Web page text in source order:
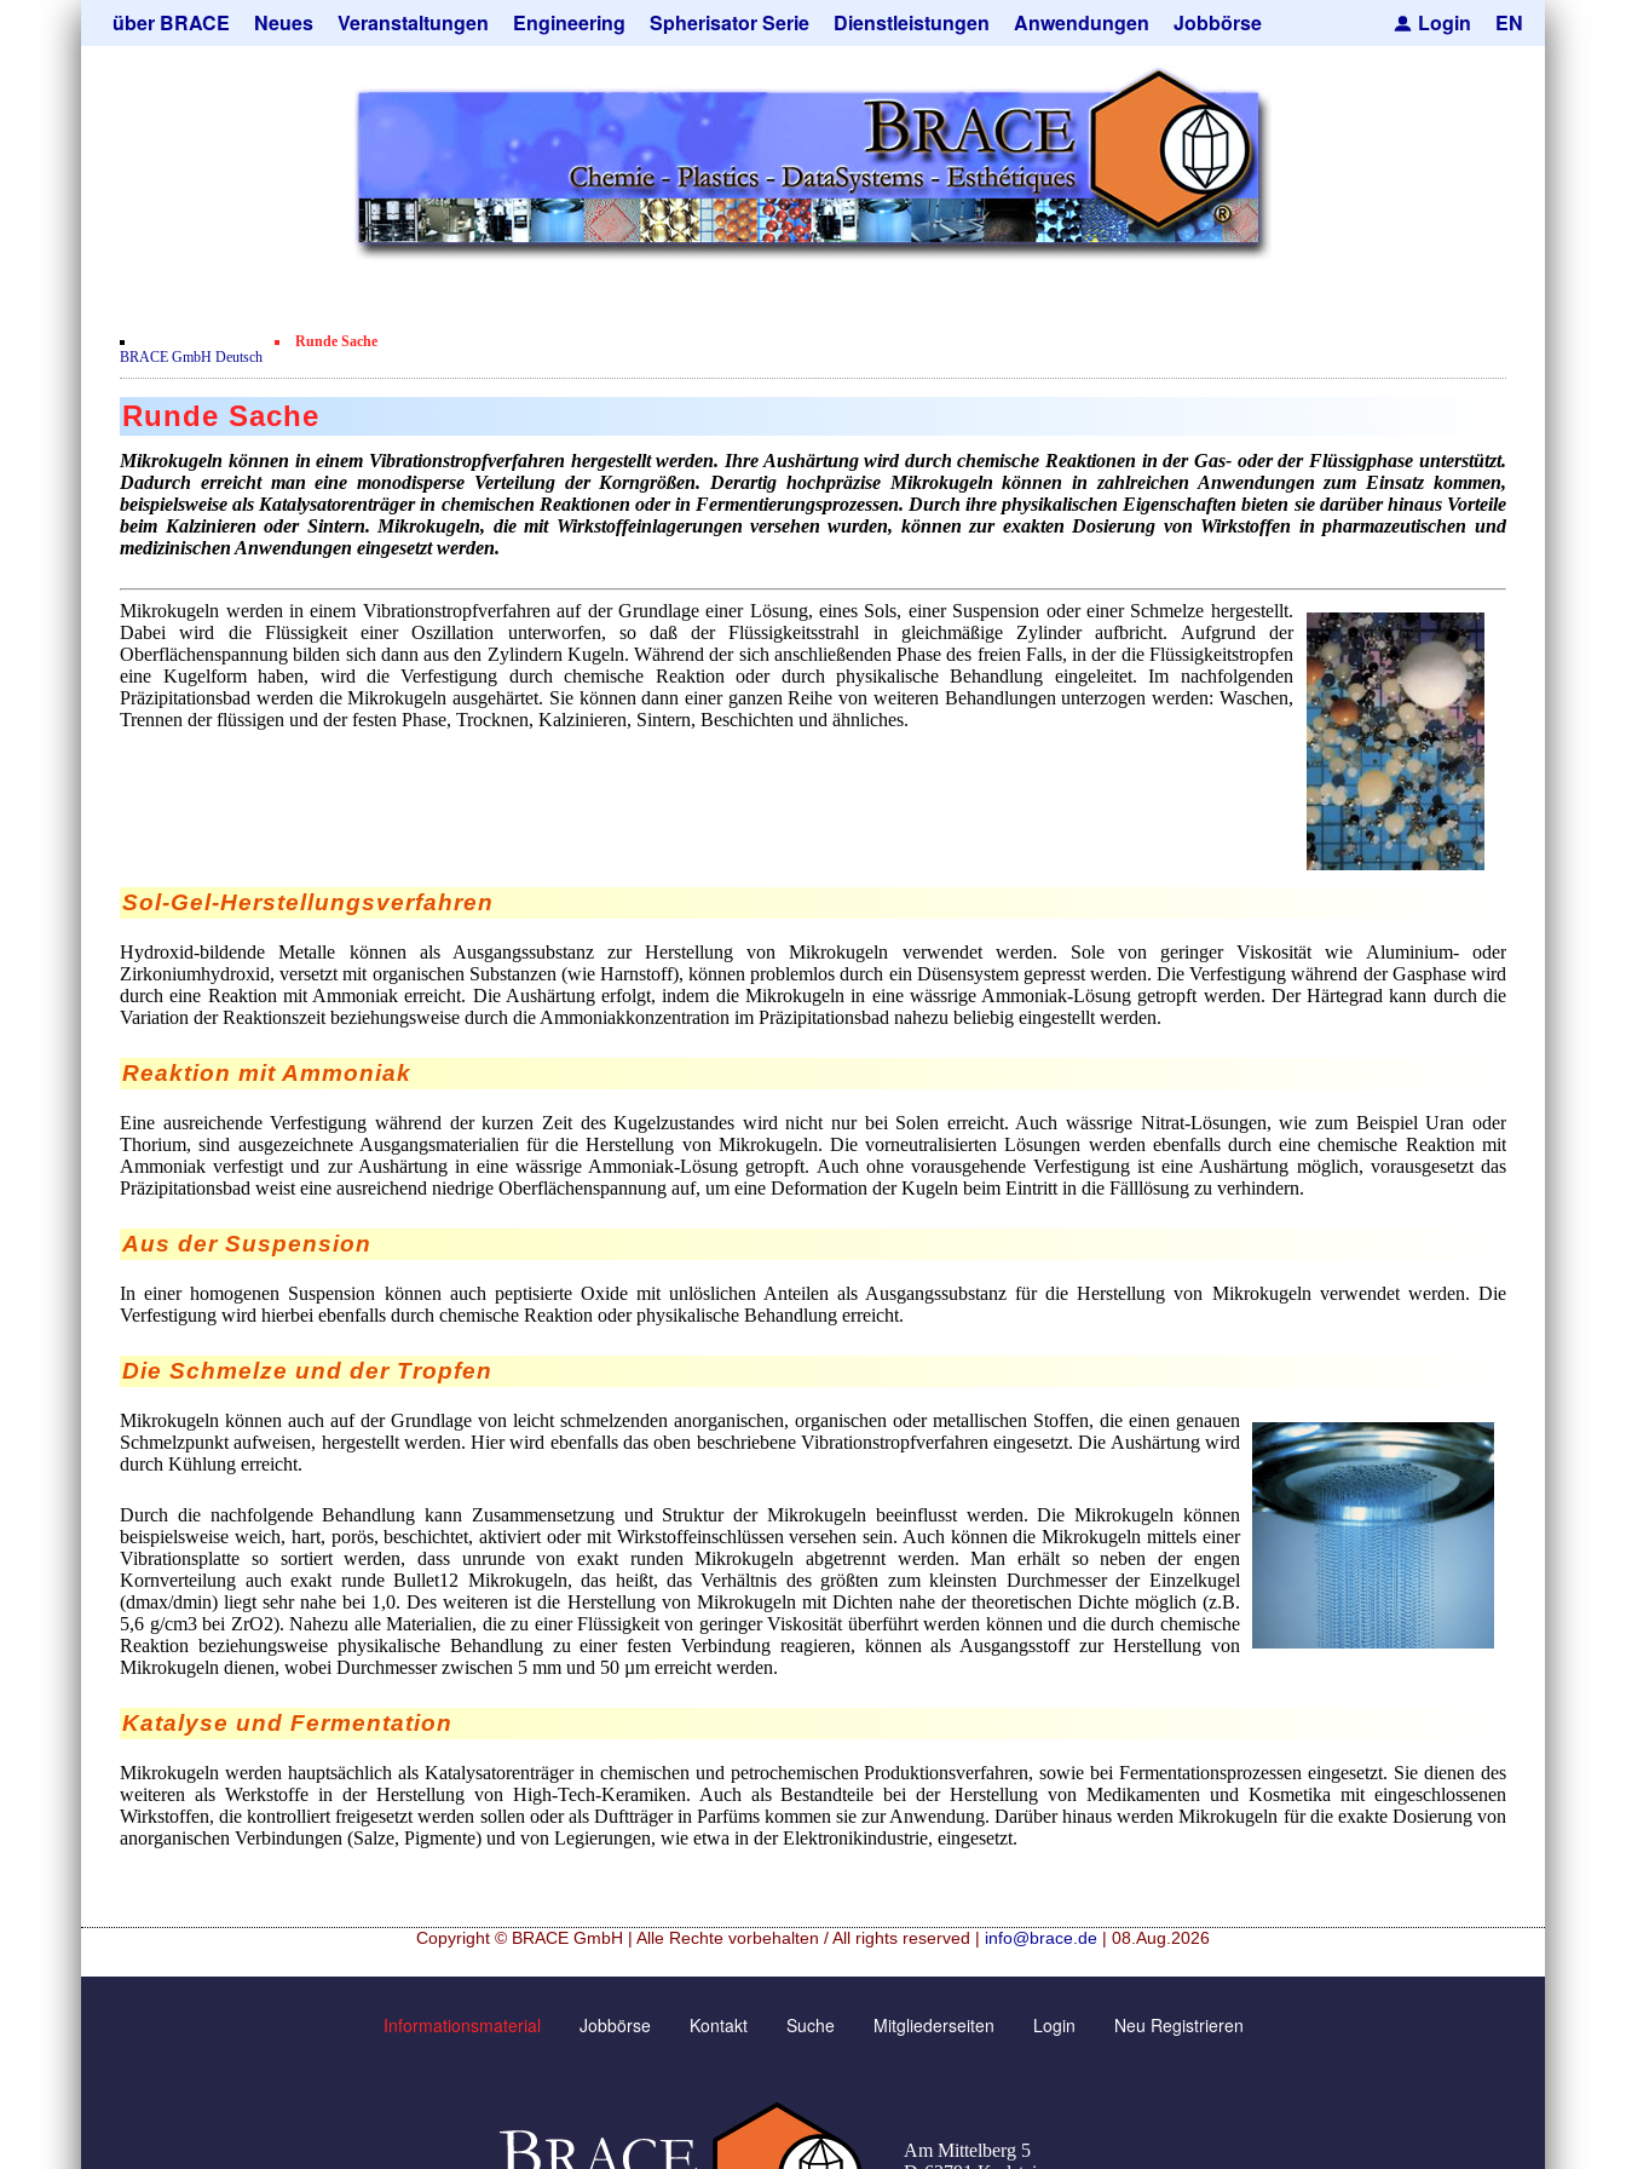
Navigation
überspringen
über BRACE
Kontakt
Neues Veranstaltungen Engineering
Heizkammern
Trockner
Sortieranlagen
Gebrauchte Maschinen - Angebote
Spherisator Serie
Pilotanlagen
Produktionsanlagen
Angebotsanfrage
Dienstleistungen
Mikrokapseln
Mikroverkapselung
Lohnfertigung
Mietanlagen
Anwendungen
Emulgatoren
Geschmacksmaskierung
Instant Kugeln
Katalysatorträger
Jobbörse Login EN
BRACE GmbH Deutsch
Runde Sache
Runde Sache
Mikrokugeln können in einem Vibrationstropfverfahren hergestellt werden. Ihre Aushärtung wird durch chemische Reaktionen in der Gas- oder der Flüssigphase unterstützt.
Dadurch erreicht man eine monodisperse Verteilung der Korngrößen. Derartig hochpräzise Mikrokugeln können in zahlreichen Anwendungen zum Einsatz kommen,
beispielsweise als Katalysatorenträger in chemischen Reaktionen oder in Fermentierungsprozessen. Durch ihre physikalischen Eigenschaften bieten sie darüber hinaus Vorteile
beim Kalzinieren oder Sintern. Mikrokugeln, die mit Wirkstoffeinlagerungen versehen wurden, können zur exakten Dosierung von Wirkstoffen in pharmazeutischen und
medizinischen Anwendungen eingesetzt werden.
Mikrokugeln werden in einem Vibrationstropfverfahren auf der Grundlage einer Lösung, eines Sols, einer Suspension oder einer Schmelze hergestellt.
Dabei wird die Flüssigkeit einer Oszillation unterworfen, so daß der Flüssigkeitsstrahl in gleichmäßige Zylinder aufbricht. Aufgrund der
Oberflächenspannung bilden sich dann aus den Zylindern Kugeln. Während der sich anschließenden Phase des freien Falls, in der die Flüssigkeitstropfen
eine Kugelform haben, wird die Verfestigung durch chemische Reaktion oder durch physikalische Behandlung eingeleitet. Im nachfolgenden
Präzipitationsbad werden die Mikrokugeln ausgehärtet. Sie können dann einer ganzen Reihe von weiteren Behandlungen unterzogen werden: Waschen,
Trennen der flüssigen und der festen Phase, Trocknen, Kalzinieren, Sintern, Beschichten und ähnliches.
Sol-Gel-Herstellungsverfahren
Hydroxid-bildende Metalle können als Ausgangssubstanz zur Herstellung von Mikrokugeln verwendet werden. Sole von geringer Viskosität wie Aluminium- oder
Zirkoniumhydroxid, versetzt mit organischen Substanzen (wie Harnstoff), können problemlos durch ein Düsensystem gepresst werden. Die Verfestigung während der Gasphase wird
durch eine Reaktion mit Ammoniak erreicht. Die Aushärtung erfolgt, indem die Mikrokugeln in eine wässrige Ammoniak-Lösung getropft werden. Der Härtegrad kann durch die
Variation der Reaktionszeit beziehungsweise durch die Ammoniakkonzentration im Präzipitationsbad nahezu beliebig eingestellt werden.
Reaktion mit Ammoniak
Eine ausreichende Verfestigung während der kurzen Zeit des Kugelzustandes wird nicht nur bei Solen erreicht. Auch wässrige Nitrat-Lösungen, wie zum Beispiel Uran oder
Thorium, sind ausgezeichnete Ausgangsmaterialien für die Herstellung von Mikrokugeln. Die vorneutralisierten Lösungen werden ebenfalls durch eine chemische Reaktion mit
Ammoniak verfestigt und zur Aushärtung in eine wässrige Ammoniak-Lösung getropft. Auch ohne vorausgehende Verfestigung ist eine Aushärtung möglich, vorausgesetzt das
Präzipitationsbad weist eine ausreichend niedrige Oberflächenspannung auf, um eine Deformation der Kugeln beim Eintritt in die Fälllösung zu verhindern.
Aus der Suspension
In einer homogenen Suspension können auch peptisierte Oxide mit unlöslichen Anteilen als Ausgangssubstanz für die Herstellung von Mikrokugeln verwendet werden. Die
Verfestigung wird hierbei ebenfalls durch chemische Reaktion oder physikalische Behandlung erreicht.
Die Schmelze und der Tropfen
Mikrokugeln können auch auf der Grundlage von leicht schmelzenden anorganischen, organischen oder metallischen Stoffen, die einen genauen
Schmelzpunkt aufweisen, hergestellt werden. Hier wird ebenfalls das oben beschriebene Vibrationstropfverfahren eingesetzt. Die Aushärtung wird
durch Kühlung erreicht.
Durch die nachfolgende Behandlung kann Zusammensetzung und Struktur der Mikrokugeln beeinflusst werden. Die Mikrokugeln können
beispielsweise weich, hart, porös, beschichtet, aktiviert oder mit Wirkstoffeinschlüssen versehen sein. Auch können die Mikrokugeln mittels einer
Vibrationsplatte so sortiert werden, dass unrunde von exakt runden Mikrokugeln abgetrennt werden. Man erhält so neben der engen
Kornverteilung auch exakt runde Bullet12 Mikrokugeln, das heißt, das Verhältnis des größten zum kleinsten Durchmesser der Einzelkugel
(dmax/dmin) liegt sehr nahe bei 1,0. Des weiteren ist die Herstellung von Mikrokugeln mit Dichten nahe der theoretischen Dichte möglich (z.B.
5,6 g/cm3 bei ZrO2). Nahezu alle Materialien, die zu einer Flüssigkeit von geringer Viskosität überführt werden können und die durch chemische
Reaktion beziehungsweise physikalische Behandlung zu einer festen Verbindung reagieren, können als Ausgangsstoff zur Herstellung von
Mikrokugeln dienen, wobei Durchmesser zwischen 5 mm und 50 µm erreicht werden.
Katalyse und Fermentation
Mikrokugeln werden hauptsächlich als Katalysatorenträger in chemischen und petrochemischen Produktionsverfahren, sowie bei Fermentationsprozessen eingesetzt. Sie dienen des
weiteren als Werkstoffe in der Herstellung von High-Tech-Keramiken. Auch als Bestandteile bei der Herstellung von Medikamenten und Kosmetika mit eingeschlossenen
Wirkstoffen, die kontrolliert freigesetzt werden sollen oder als Duftträger in Parfüms kommen sie zur Anwendung. Darüber hinaus werden Mikrokugeln für die exakte Dosierung von
anorganischen Verbindungen (Salze, Pigmente) und von Legierungen, wie etwa in der Elektronikindustrie, eingesetzt.
Copyright © BRACE GmbH | Alle Rechte vorbehalten / All rights reserved | info@brace.de | 08.Aug.2026
Informationsmaterial
Des microbilles de granulométrie précise
Jobbörse Kontakt
Anfahrt
Suche Mitgliederseiten
Zusatzinformationen
Login Neu Registrieren
Am Mittelberg 5